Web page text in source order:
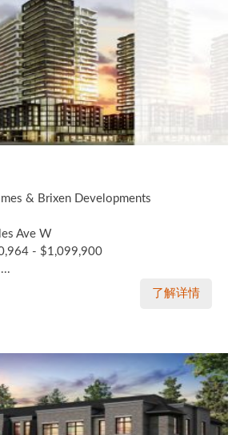
& Brixen Developments
Ave W
- $1,099,900
了解详情